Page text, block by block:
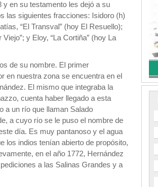
y en su testamento les dejó a su
las siguientes fracciones: Isidoro (h)
“El Transval” (hoy El Resuello);
y Eloy, “La Cortiña” (hoy La
de su nombre. El primer
en nuestra zona se encuentra en el
El mismo que integraba la
cuenta haber llegado a esta
a un río que llaman Salado
a cuyo río se le puso el nombre de
día. Es muy pantanoso y el agua
los indios tenían abierto de propósito,
en el año 1772, Hernández
a las Salinas Grandes y a